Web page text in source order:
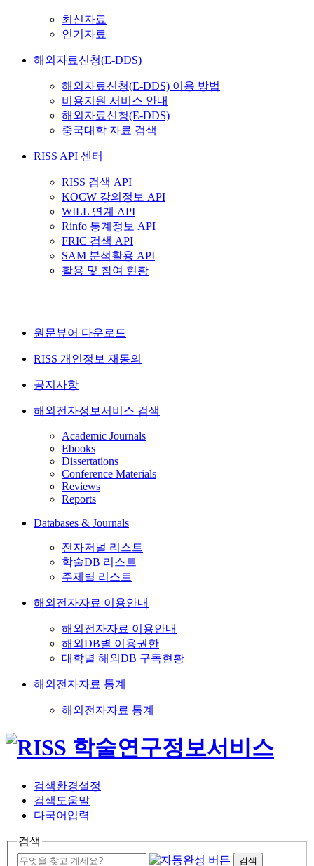
최신자료
인기자료
해외자료신청(E-DDS)
해외자료신청(E-DDS) 이용 방법
비용지원 서비스 안내
해외자료신청(E-DDS)
중국대학 자료 검색
RISS API 센터
RISS 검색 API
KOCW 강의정보 API
WILL 연계 API
Rinfo 통계정보 API
FRIC 검색 API
SAM 분석활용 API
활용 및 참여 현황
원문뷰어 다운로드
RISS 개인정보 재동의
공지사항
해외전자정보서비스 검색
Academic Journals
Ebooks
Dissertations
Conference Materials
Reviews
Reports
Databases & Journals
전자저널 리스트
학술DB 리스트
주제별 리스트
해외전자자료 이용안내
해외전자자료 이용안내
해외DB별 이용권한
대학별 해외DB 구독현황
해외전자자료 통계
해외전자자료 통계
검색환경설정
검색도움말
다국어입력
검색
검색